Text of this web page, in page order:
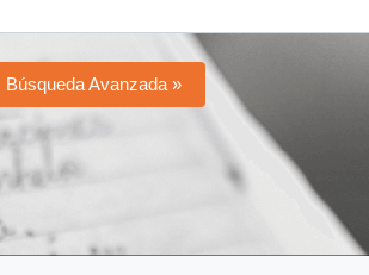
Búsqueda Avanzada »